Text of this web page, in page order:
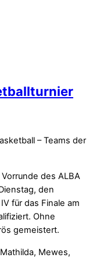
– Teams der
des ALBA
den
für das Finale am
Ohne
gemeistert.
Mewes,